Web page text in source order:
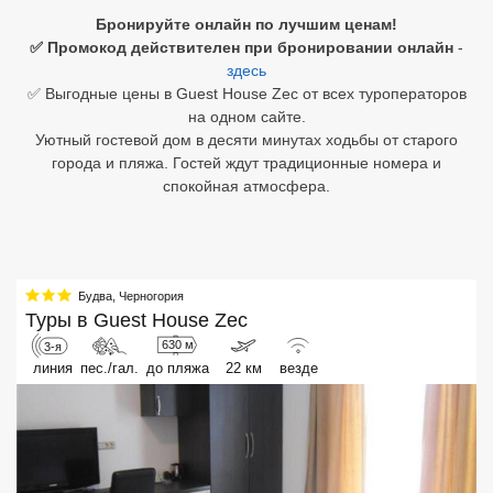
Бронируйте онлайн по лучшим ценам!
✅ Промокод действителен при бронировании онлайн -
здесь
✅ Выгодные цены в Guest House Zec от всех туроператоров
на одном сайте.
Уютный гостевой дом в десяти минутах ходьбы от старого
города и пляжа. Гостей ждут традиционные номера и
спокойная атмосфера.
Будва, Черногория
Туры в Guest House Zec
3-я
линия пес./гал.
630 м
до пляжа 22 км везде
Египет
Куба
Бали
Северный Гоа
Южный Гоа
Большой Сочи